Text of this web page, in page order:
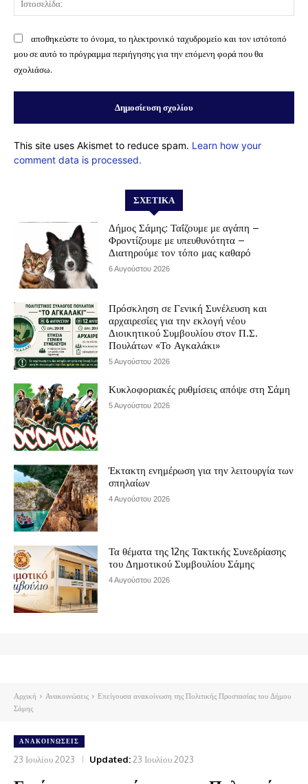
αποθηκεύστε το όνομα, το ηλεκτρονικό ταχυδρομείο και τον ιστότοπό
μου σε αυτό το πρόγραμμα περιήγησης για την επόμενη φορά που θα
σχολιάσω.
This site uses Akismet to reduce spam. Learn how your
comment data is processed.
ΣΧΕΤΙΚΆ
Δήμος Σάμης: Ταΐζουμε με αγάπη –
Φροντίζουμε με υπευθυνότητα –
Διατηρούμε τον τόπο μας καθαρό
6 Αυγούστου 2026
Πρόσκληση σε Γενική Συνέλευση και
αρχαιρεσίες για την εκλογή νέου
Διοικητικού Συμβουλίου στον Π.Σ.
Πουλάτων «Το Αγκαλάκι»
5 Αυγούστου 2026
Κυκλοφοριακές ρυθμίσεις απόψε στη Σάμη
5 Αυγούστου 2026
Έκτακτη ενημέρωση για την λειτουργία των
σπηλαίων
4 Αυγούστου 2026
Τα θέματα της 12ης Τακτικής Συνεδρίασης
του Δημοτικού Συμβουλίου Σάμης
4 Αυγούστου 2026